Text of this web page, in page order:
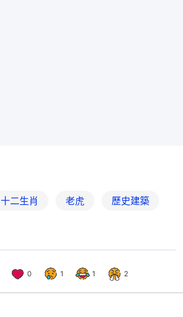
十二生肖 老虎 歷史建築
0 1 1 2